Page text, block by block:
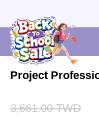
Project
3,661.00 TWD